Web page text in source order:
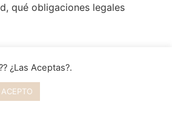
qué obligaciones legales
¿Las Aceptas?.
ACEPTO